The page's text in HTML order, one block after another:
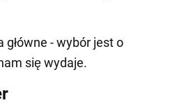
główne - wybór jest o
się wydaje.